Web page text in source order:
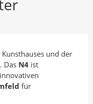
und der
Das N4 ist
für